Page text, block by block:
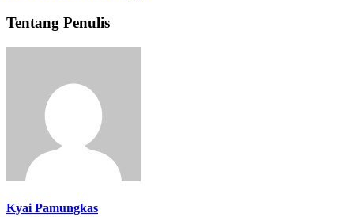
Tentang Penulis
Kyai Pamungkas